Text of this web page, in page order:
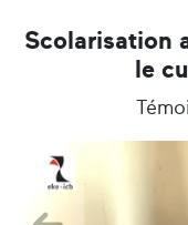
Scolarisation
le